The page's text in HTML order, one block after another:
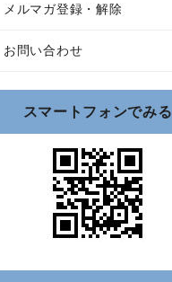
メルマガ登録・解除
お問い合わせ
スマートフォンでみる